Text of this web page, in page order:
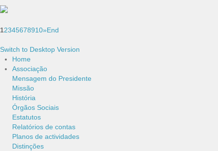
12345678910»End
Switch to Desktop Version
Home
Associação
Mensagem do Presidente
Missão
História
Órgãos Sociais
Estatutos
Relatórios de contas
Planos de actividades
Distinções